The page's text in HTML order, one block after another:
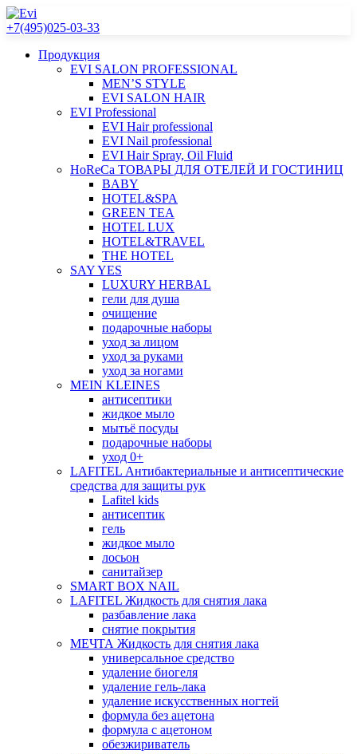
+7(495)025-03-33
Продукция
EVI SALON PROFESSIONAL
MEN’S STYLE
EVI SALON HAIR
EVI Professional
EVI Hair professional
EVI Nail professional
EVI Hair Spray, Oil Fluid
HoReCa ТОВАРЫ ДЛЯ ОТЕЛЕЙ И ГОСТИНИЦ
BABY
HOTEL&SPA
GREEN TEA
HOTEL LUX
HOTEL&TRAVEL
THE HOTEL
SAY YES
LUXURY HERBAL
гели для душа
очищение
подарочные наборы
уход за лицом
уход за руками
уход за ногами
MEIN KLEINES
антисептики
жидкое мыло
мытьё посуды
подарочные наборы
уход 0+
LAFITEL Антибактериальные и антисептические
средства для защиты рук
Lafitel kids
антисептик
гель
жидкое мыло
лосьон
санитайзер
SMART BOX NAIL
LAFITEL Жидкость для снятия лака
разбавление лака
снятие покрытия
МЕЧТА Жидкость для снятия лака
универсальное средство
удаление биогеля
удаление гель-лака
удаление искусственных ногтей
формула без ацетона
формула с ацетоном
обезжириватель